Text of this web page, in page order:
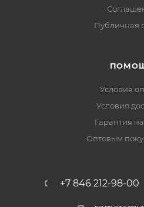
Публичная
Условия
Условия
Гарантия
Оптовым
+7 846 212-98-00